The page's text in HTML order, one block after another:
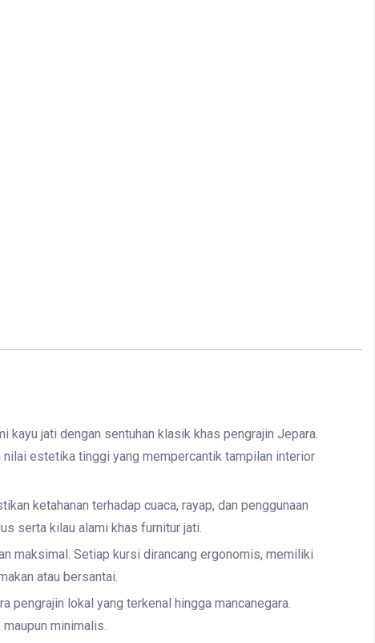
kayu jati dengan sentuhan klasik khas pengrajin Jepara.
nilai estetika tinggi yang mempercantik tampilan interior
ketahanan terhadap cuaca, rayap, dan penggunaan
serta kilau alami khas furnitur jati.
maksimal. Setiap kursi dirancang ergonomis, memiliki
atau bersantai.
pengrajin lokal yang terkenal hingga mancanegara.
minimalis.